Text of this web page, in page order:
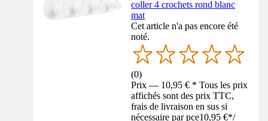
coller 4 crochets rond blanc
mat
Cet article n'a pas encore été
noté.
(0)
Prix — 10,95 € * Tous les prix
affichés sont des prix TTC,
frais de livraison en sus si
nécessaire par pce10,95 €*/